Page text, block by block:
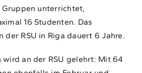
unterrichtet,
16 Studenten. Das
der RSU in Riga dauert 6 Jahre.
wird an der RSU gelehrt: Mit 64